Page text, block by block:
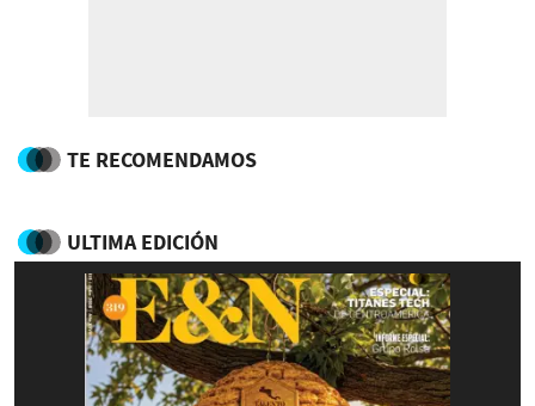
TE RECOMENDAMOS
ULTIMA EDICIÓN